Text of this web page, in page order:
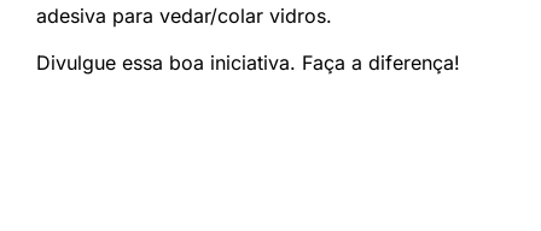
adesiva para vedar/colar vidros.
Divulgue essa boa iniciativa. Faça a diferença!